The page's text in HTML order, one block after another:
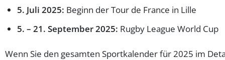
5. Juli 2025: Beginn der Tour de France in Lille
5. – 21. September 2025: Rugby League World Cup
Wenn Sie den gesamten Sportkalender für 2025 im